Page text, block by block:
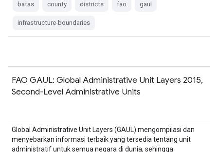
batas county districts fao gaul
infrastructure-boundaries
FAO GAUL: Global Administrative Unit Layers 2015,
Second-Level Administrative Units
Global Administrative Unit Layers (GAUL) mengompilasi dan
menyebarkan informasi terbaik yang tersedia tentang unit
administratif untuk semua negara di dunia, sehingga